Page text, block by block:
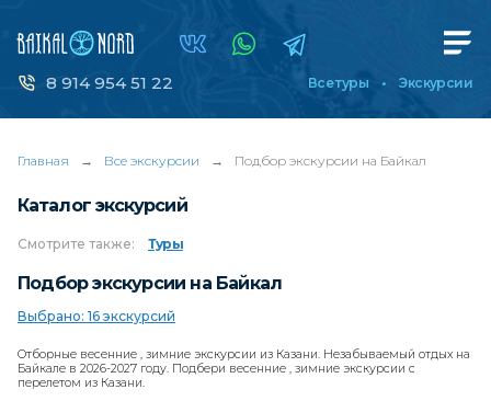
8 914 954 51 22 Все туры Экскурсии
Главная → Все экскурсии → Подбор экскурсии на Байкал
Каталог экскурсий
Смотрите также: Туры
Подбор экскурсии на Байкал
Выбрано: 16 экскурсий
Отборные весенние , зимние экскурсии из Казани. Незабываемый отдых на
Байкале в 2026-2027 году. Подбери весенние , зимние экскурсии с
перелетом из Казани.